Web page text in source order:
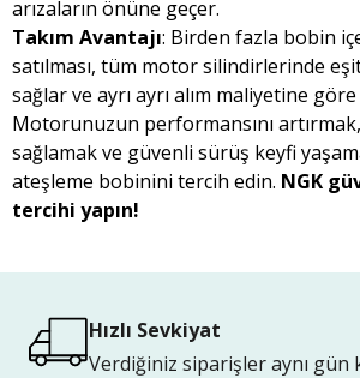
arızaların önüne geçer.
Takım Avantajı: Birden fazla bobin
satılması, tüm motor silindirlerinde
sağlar ve ayrı ayrı alım maliyetine
Motorunuzun performansını
sağlamak ve güvenli sürüş keyfi
ateşleme bobinini tercih edin. NGK
tercihi yapın!
Hızlı Sevkiyat
Verdiğiniz siparişler aynı gün